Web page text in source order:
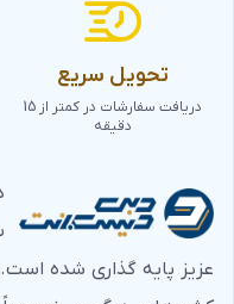
تحویل سریع
دریافت سفارشات در کمتر از 15
دقیقه
عزیز پایه گذاری شده